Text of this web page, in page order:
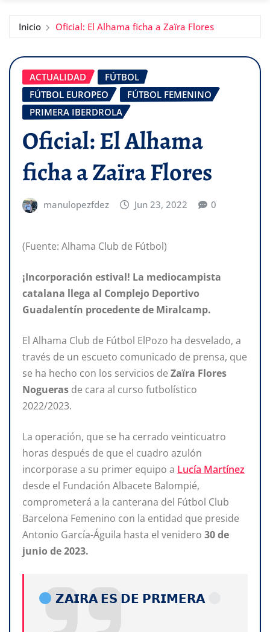
Inicio Oficial: El Alhama ficha a Zaïra Flores
ACTUALIDAD
FÚTBOL
FÚTBOL EUROPEO
FÚTBOL FEMENINO
PRIMERA IBERDROLA
Oficial: El Alhama
ficha a Zaïra Flores
manulopezfdez Jun 23, 2022 0
(Fuente: Alhama Club de Fútbol)
¡Incorporación estival! La mediocampista
catalana llega al Complejo Deportivo
Guadalentín procedente de Miralcamp.
El Alhama Club de Fútbol ElPozo ha desvelado, a
través de un escueto comunicado de prensa, que
se ha hecho con los servicios de Zaïra Flores
Nogueras de cara al curso futbolístico
2022/2023.
La operación, que se ha cerrado veinticuatro
horas después de que el cuadro azulón
incorporase a su primer equipo a Lucía Martínez
desde el Fundación Albacete Balompié,
comprometerá a la canterana del Fútbol Club
Barcelona Femenino con la entidad que preside
Antonio García-Águila hasta el venidero 30 de
junio de 2023.
𝗭𝗔𝗜𝗥𝗔 𝗘𝗦 𝗗𝗘 𝗣𝗥𝗜𝗠𝗘𝗥𝗔